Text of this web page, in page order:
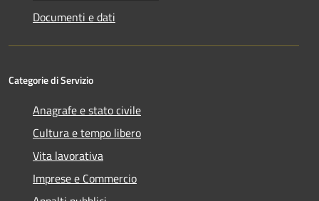
Documenti e dati
Categorie di Servizio
Anagrafe e stato civile
Cultura e tempo libero
Vita lavorativa
Imprese e Commercio